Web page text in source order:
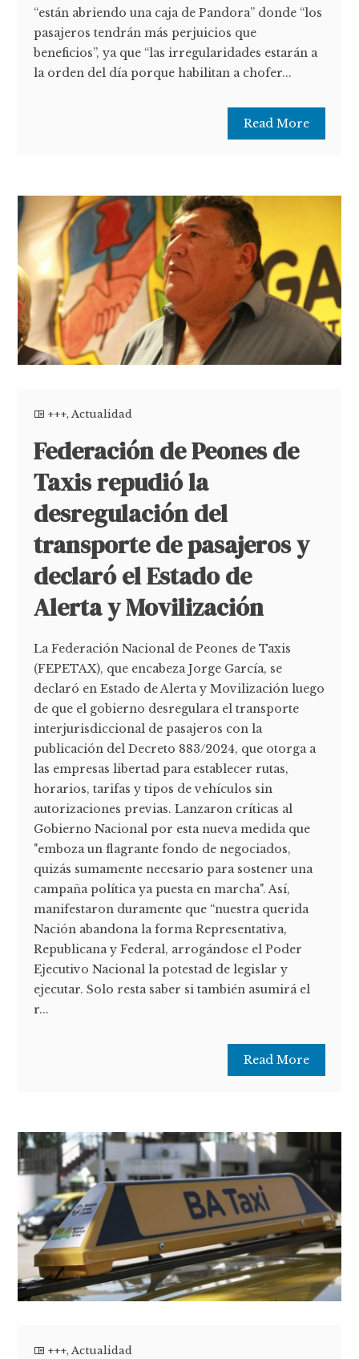
“están abriendo una caja de Pandora” donde “los
pasajeros tendrán más perjuicios que
beneficios”, ya que “las irregularidades estarán a
la orden del día porque habilitan a chofer...
Read More
+++,Actualidad
Federación de Peones de
Taxis repudió la
desregulación del
transporte de pasajeros y
declaró el Estado de
Alerta y Movilización
La Federación Nacional de Peones de Taxis
(FEPETAX), que encabeza Jorge García, se
declaró en Estado de Alerta y Movilización luego
de que el gobierno desregulara el transporte
interjurisdiccional de pasajeros con la
publicación del Decreto 883/2024, que otorga a
las empresas libertad para establecer rutas,
horarios, tarifas y tipos de vehículos sin
autorizaciones previas. Lanzaron críticas al
Gobierno Nacional por esta nueva medida que
"emboza un flagrante fondo de negociados,
quizás sumamente necesario para sostener una
campaña política ya puesta en marcha". Así,
manifestaron duramente que “nuestra querida
Nación abandona la forma Representativa,
Republicana y Federal, arrogándose el Poder
Ejecutivo Nacional la potestad de legislar y
ejecutar. Solo resta saber si también asumirá el
r...
Read More
+++,Actualidad